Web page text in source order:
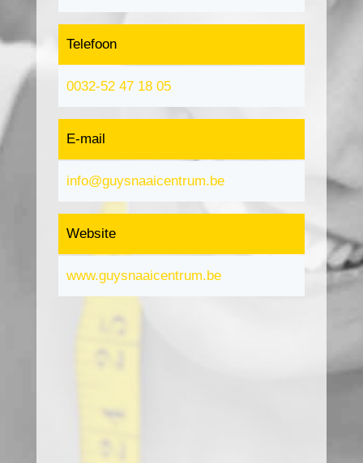
Telefoon
0032-52 47 18 05
E-mail
info@guysnaaicentrum.be
Website
www.guysnaaicentrum.be